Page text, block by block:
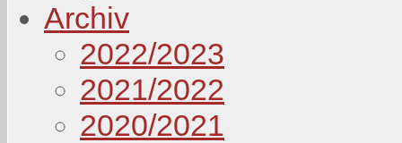
Archiv
2022/2023
2021/2022
2020/2021